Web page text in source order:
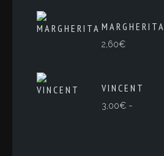
MARGHERITA
2,60€
VINCENT
3,00€ -